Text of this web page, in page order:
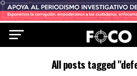
All posts tagged